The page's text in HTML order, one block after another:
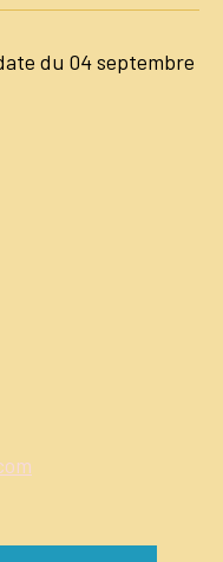
du 04 septembre